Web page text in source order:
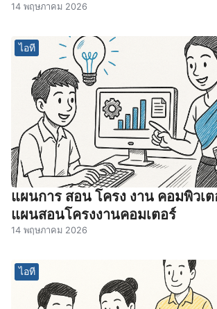
14 พฤษภาคม 2026
ไอที
แผนการ สอน โครง งาน คอมพิวเ
แผนสอนโครงงานคอมเตอร์
14 พฤษภาคม 2026
ไอที